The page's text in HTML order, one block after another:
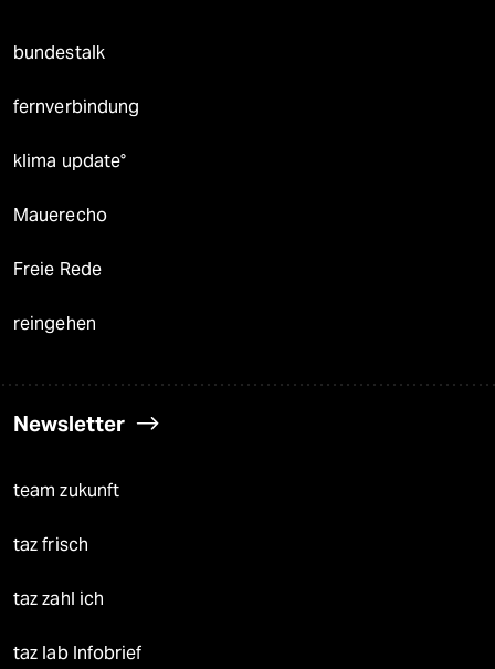
bundestalk
fernverbindung
klima update°
Mauerecho
Freie Rede
reingehen
Newsletter
team zukunft
taz frisch
taz zahl ich
taz lab Infobrief